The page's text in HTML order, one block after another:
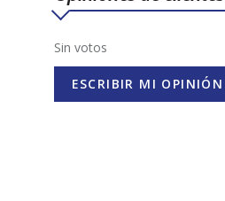
Sin votos
ESCRIBIR MI OPINIÓN